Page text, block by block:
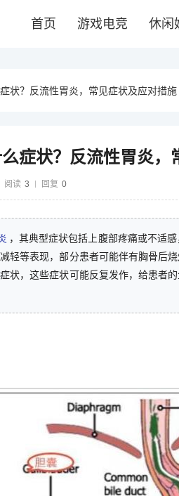
首页 游戏电竞 休闲
状？反流性胃炎，常见症状及应对措施
症状？反流性胃炎，
阅读 3 回复 0
，其典型症状包括上腹部疼痛或不适
轻等表现，部分患者可能伴有胸骨后
状，这些症状可能反复发作，给患者